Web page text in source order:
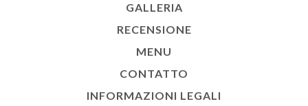
GALLERIA
RECENSIONE
MENU
CONTATTO
INFORMAZIONI LEGALI